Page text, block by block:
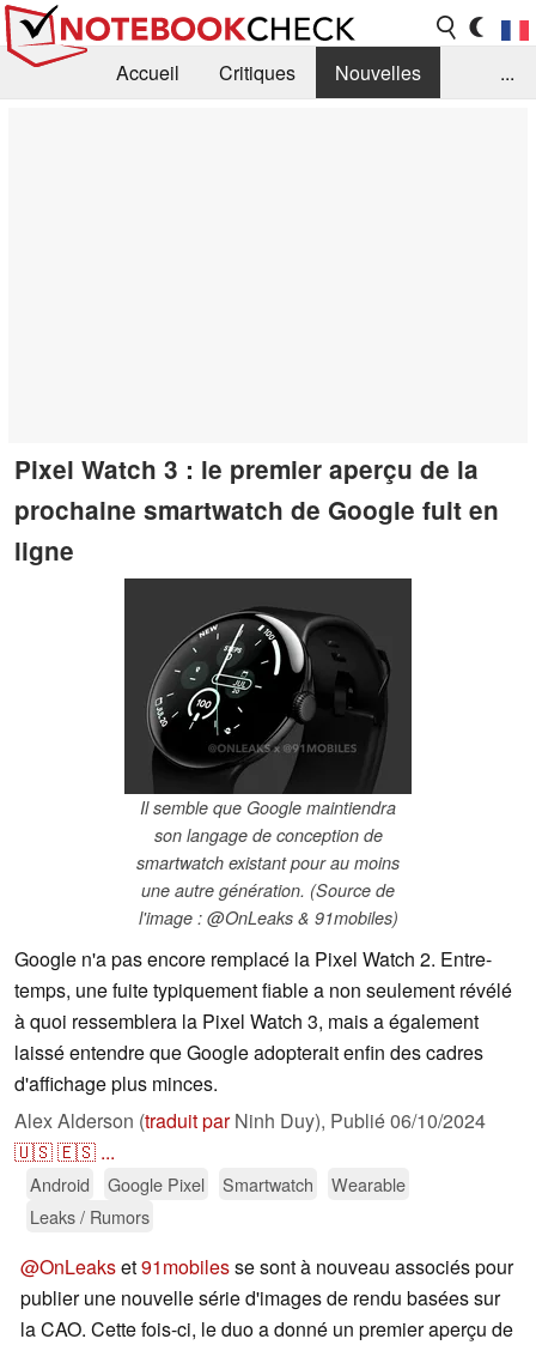
Accueil Critiques
Nouvelles
...
Pixel Watch 3 : le premier aperçu de la
prochaine smartwatch de Google fuit en
ligne
Il semble que Google maintiendra
son langage de conception de
smartwatch existant pour au moins
une autre génération. (Source de
l'image : @OnLeaks & 91mobiles)
Google n'a pas encore remplacé la Pixel Watch 2. Entre-
temps, une fuite typiquement fiable a non seulement révélé
à quoi ressemblera la Pixel Watch 3, mais a également
laissé entendre que Google adopterait enfin des cadres
d'affichage plus minces.
Alex Alderson (traduit parNinh Duy), Publié06/10/2024
🇺🇸🇪🇸 ...
Android Google Pixel Smartwatch
Wearable
Leaks / Rumors
@OnLeakset91mobilesse sont à nouveau associés pour
publier une nouvelle série d'images de rendu basées sur
la CAO. Cette fois-ci, le duo a donné un premier aperçu de